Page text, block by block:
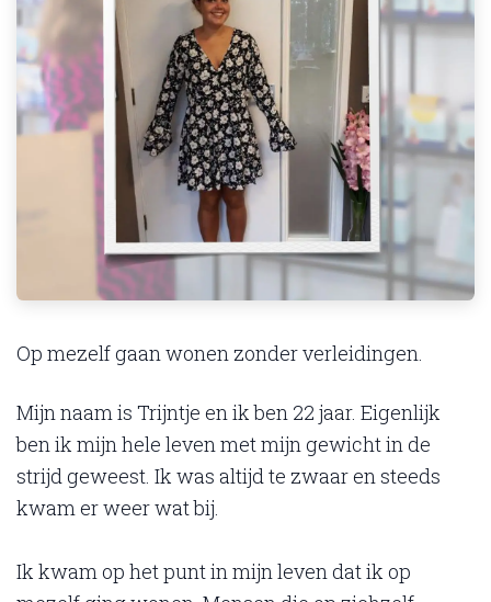
Op mezelf gaan wonen zonder verleidingen.
Mijn naam is Trijntje en ik ben 22 jaar. Eigenlijk
ben ik mijn hele leven met mijn gewicht in de
strijd geweest. Ik was altijd te zwaar en steeds
kwam er weer wat bij.
Ik kwam op het punt in mijn leven dat ik op